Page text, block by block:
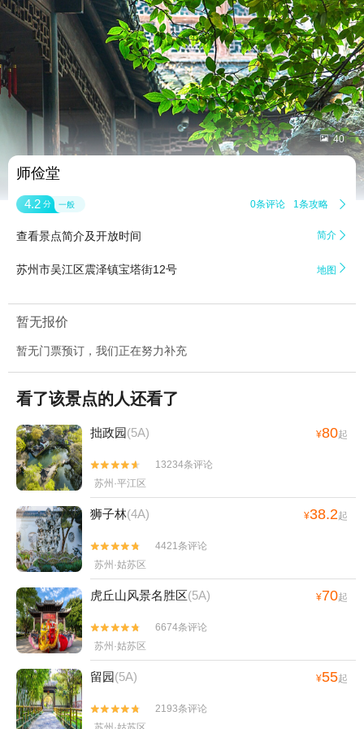
 40
师俭堂
4.2 分 一般 0条评论 1条攻略 
查看景点简介及开放时间 简介 
苏州市吴江区震泽镇宝塔街12号 地图 
暂无报价
暂无门票预订，我们正在努力补充
看了该景点的人还看了
拙政园(5A) ¥80起


13234条评论
苏州·平江区
狮子林(4A) ¥38.2起


4421条评论
苏州·姑苏区
虎丘山风景名胜区(5A) ¥70起


6674条评论
苏州·姑苏区
留园(5A) ¥55起


2193条评论
